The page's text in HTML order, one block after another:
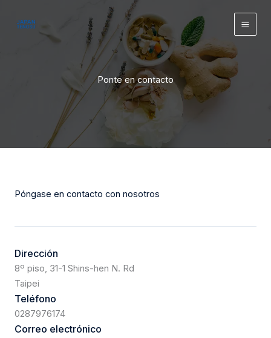
Ponte en contacto
Póngase en contacto con nosotros
Dirección
8º piso, 31-1 Shins-hen N. Rd
Taipei
Teléfono
0287976174
Correo electrónico